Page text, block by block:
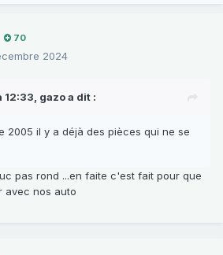
70
2024
gazoa dit :
2005 il y a déjà des pièces qui ne se
pas rond ...en faite c'est fait pour que
avec nos auto